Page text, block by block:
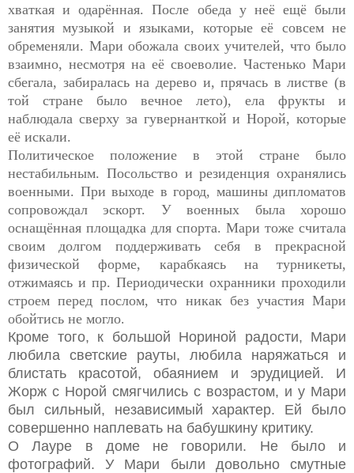
хваткая и одарённая. После обеда у неё ещё были
занятия музыкой и языками, которые её совсем не
обременяли. Мари обожала своих учителей, что было
взаимно, несмотря на её своеволие. Частенько Мари
сбегала, забиралась на дерево и, прячась в листве (в
той стране было вечное лето), ела фрукты и
наблюдала сверху за гувернанткой и Норой, которые
её искали.
Политическое положение в этой стране было
нестабильным. Посольство и резиденция охранялись
военными. При выходе в город, машины дипломатов
сопровождал эскорт. У военных была хорошо
оснащённая площадка для спорта. Мари тоже считала
своим долгом поддерживать себя в прекрасной
физической форме, карабкаясь на турникеты,
отжимаясь и пр. Периодически охранники проходили
строем перед послом, что никак без участия Мари
обойтись не могло.
Кроме того, к большой Нориной радости, Мари
любила светские рауты, любила наряжаться и
блистать красотой, обаянием и эрудицией. И
Жорж с Норой смягчились с возрастом, и у Мари
был сильный, независимый характер. Ей было
совершенно наплевать на бабушкину критику.
О Лауре в доме не говорили. Не было и
фотографий. У Мари были довольно смутные